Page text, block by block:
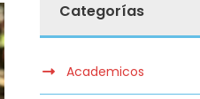
Categorías
Academicos